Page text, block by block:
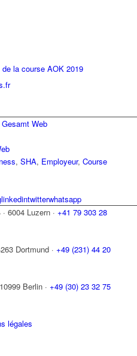
la course AOK 2019
, SHA, Employeur, Course
linkedintwitterwhatsapp
· 6004 Luzern · +41 79 303 28
Dortmund · +49 (231) 44 20
10999 Berlin · +49 (30) 23 32 75
légales